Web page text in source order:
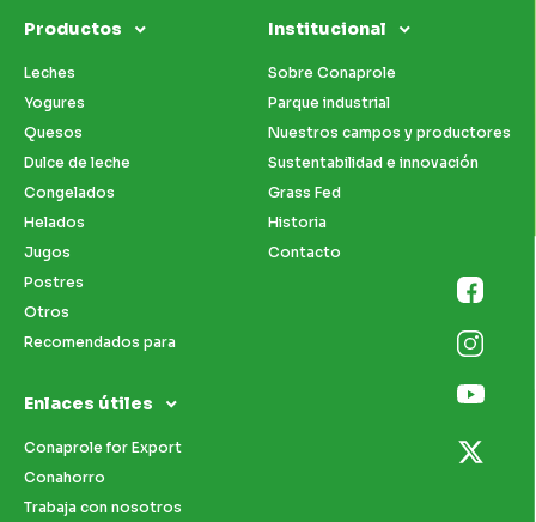
Productos
Leches
Yogures
Quesos
Dulce de leche
Congelados
Helados
Jugos
Postres
Otros
Recomendados para
Institucional
Sobre Conaprole
Parque industrial
Nuestros campos y productores
Sustentabilidad e innovación
Grass Fed
Historia
Contacto
Enlaces útiles
Conaprole for Export
Conahorro
Trabaja con nosotros